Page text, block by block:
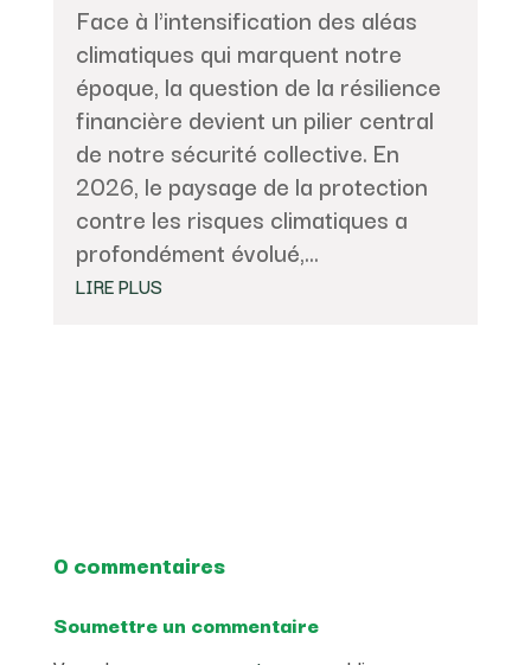
Face à l'intensification des aléas
climatiques qui marquent notre
époque, la question de la résilience
financière devient un pilier central
de notre sécurité collective. En
2026, le paysage de la protection
contre les risques climatiques a
profondément évolué,...
LIRE PLUS
0 commentaires
Soumettre un commentaire